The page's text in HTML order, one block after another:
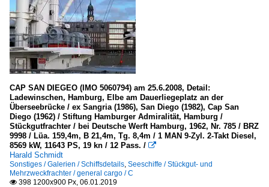
CAP SAN DIEGEO (IMO 5060794) am 25.6.2008, Detail:
Ladewinschen, Hamburg, Elbe am Dauerliegeplatz an der
Überseebrücke / ex Sangria (1986), San Diego (1982), Cap San
Diego (1962) / Stiftung Hamburger Admiralität, Hamburg /
Stückgutfrachter / bei Deutsche Werft Hamburg, 1962, Nr. 785 / BRZ
9998 / Lüa. 159,4m, B 21,4m, Tg. 8,4m / 1 MAN 9-Zyl. 2-Takt Diesel,
8569 kW, 11643 PS, 19 kn / 12 Pass. / 
Harald Schmidt
Sonstiges / Galerien / Schiffsdetails, Seeschiffe / Stückgut- und
Mehrzweckfrachter / general cargo / C
 398 1200x900 Px, 06.01.2019